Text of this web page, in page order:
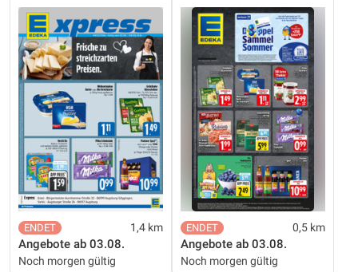
1,4 km
Angebote ab 03.08.
Noch morgen gültig
0,5 km
Angebote ab 03.08.
Noch morgen gültig